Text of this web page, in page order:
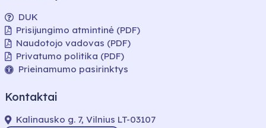
DUK
Prisijungimo atmintinė (PDF)
Naudotojo vadovas (PDF)
Privatumo politika (PDF)
Prieinamumo pasirinktys
Kontaktai
Kalinausko g. 7, Vilnius LT-03107